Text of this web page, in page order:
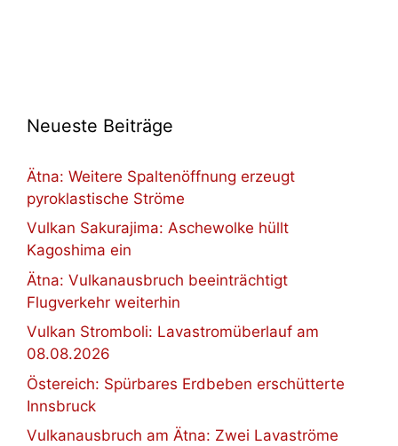
Neueste Beiträge
Ätna: Weitere Spaltenöffnung erzeugt
pyroklastische Ströme
Vulkan Sakurajima: Aschewolke hüllt
Kagoshima ein
Ätna: Vulkanausbruch beeinträchtigt
Flugverkehr weiterhin
Vulkan Stromboli: Lavastromüberlauf am
08.08.2026
Östereich: Spürbares Erdbeben erschütterte
Innsbruck
Vulkanausbruch am Ätna: Zwei Lavaströme